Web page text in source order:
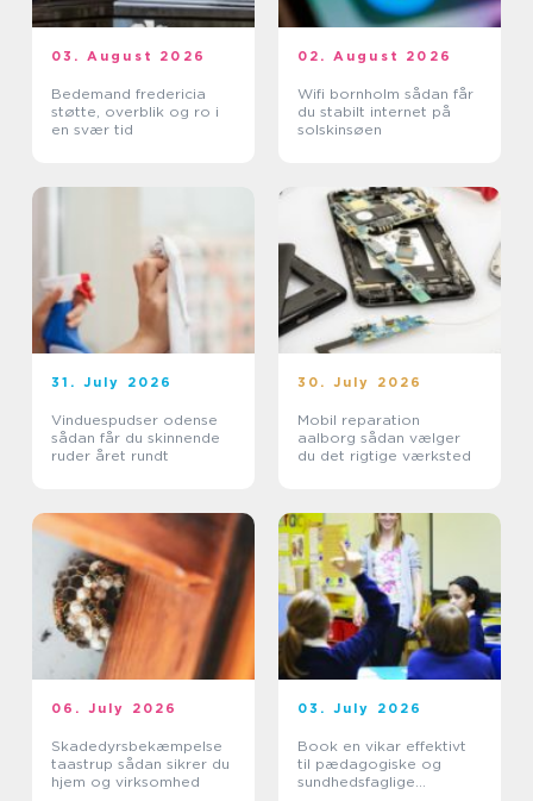
03. August 2026
Bedemand fredericia
støtte, overblik og ro i
en svær tid
02. August 2026
Wifi bornholm sådan får
du stabilt internet på
solskinsøen
31. July 2026
Vinduespudser odense
sådan får du skinnende
ruder året rundt
30. July 2026
Mobil reparation
aalborg sådan vælger
du det rigtige værksted
06. July 2026
Skadedyrsbekæmpelse
taastrup sådan sikrer du
hjem og virksomhed
03. July 2026
Book en vikar effektivt
til pædagogiske og
sundhedsfaglige